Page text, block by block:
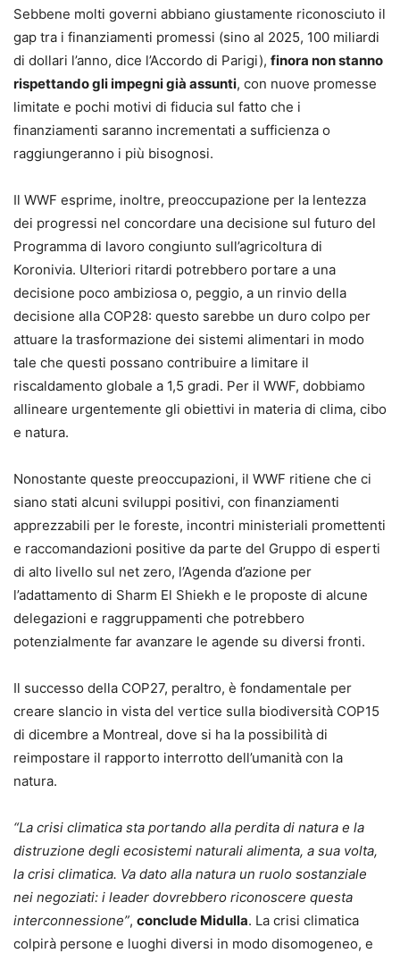
Sebbene molti governi abbiano giustamente riconosciuto il
gap tra i finanziamenti promessi (sino al 2025, 100 miliardi
di dollari l’anno, dice l’Accordo di Parigi), finora non stanno
rispettando gli impegni già assunti, con nuove promesse
limitate e pochi motivi di fiducia sul fatto che i
finanziamenti saranno incrementati a sufficienza o
raggiungeranno i più bisognosi.
Il WWF esprime, inoltre, preoccupazione per la lentezza
dei progressi nel concordare una decisione sul futuro del
Programma di lavoro congiunto sull’agricoltura di
Koronivia. Ulteriori ritardi potrebbero portare a una
decisione poco ambiziosa o, peggio, a un rinvio della
decisione alla COP28: questo sarebbe un duro colpo per
attuare la trasformazione dei sistemi alimentari in modo
tale che questi possano contribuire a limitare il
riscaldamento globale a 1,5 gradi. Per il WWF, dobbiamo
allineare urgentemente gli obiettivi in materia di clima, cibo
e natura.
Nonostante queste preoccupazioni, il WWF ritiene che ci
siano stati alcuni sviluppi positivi, con finanziamenti
apprezzabili per le foreste, incontri ministeriali promettenti
e raccomandazioni positive da parte del Gruppo di esperti
di alto livello sul net zero, l’Agenda d’azione per
l’adattamento di Sharm El Shiekh e le proposte di alcune
delegazioni e raggruppamenti che potrebbero
potenzialmente far avanzare le agende su diversi fronti.
Il successo della COP27, peraltro, è fondamentale per
creare slancio in vista del vertice sulla biodiversità COP15
di dicembre a Montreal, dove si ha la possibilità di
reimpostare il rapporto interrotto dell’umanità con la
natura.
“La crisi climatica sta portando alla perdita di natura e la
distruzione degli ecosistemi naturali alimenta, a sua volta,
la crisi climatica. Va dato alla natura un ruolo sostanziale
nei negoziati: i leader dovrebbero riconoscere questa
interconnessione”, conclude Midulla. La crisi climatica
colpirà persone e luoghi diversi in modo disomogeneo, e